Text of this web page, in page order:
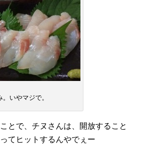
いやマジで。
とで、チヌさんは、開放すること
てヒットするんやでぇー